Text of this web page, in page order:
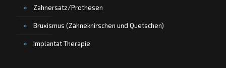
Zahnersatz/Prothesen
Bruxismus (Zähneknirschen und Quetschen)
Implantat Therapie